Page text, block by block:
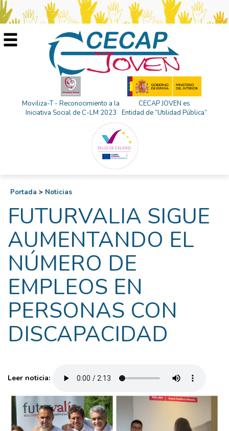
Moviliza-T - Reconocimiento a la
Iniciativa Social de C-LM 2023
CECAP JOVEN es
Entidad de “Utilidad Pública”
Portada > Noticias
FUTURVALIA SIGUE
AUMENTANDO EL
NÚMERO DE
EMPLEOS EN
PERSONAS CON
DISCAPACIDAD
Leer noticia: